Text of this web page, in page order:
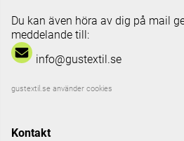
Du kan även höra av dig på mail
meddelande till:
info@gustextil.se
gustextil.se använder cookies
Kontakt